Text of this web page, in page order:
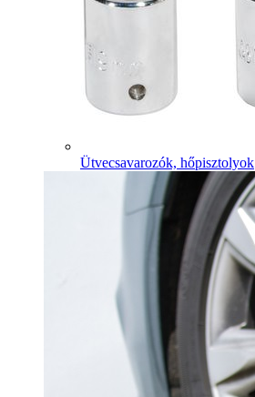
Ütvecsavarozók, hőpisztolyok